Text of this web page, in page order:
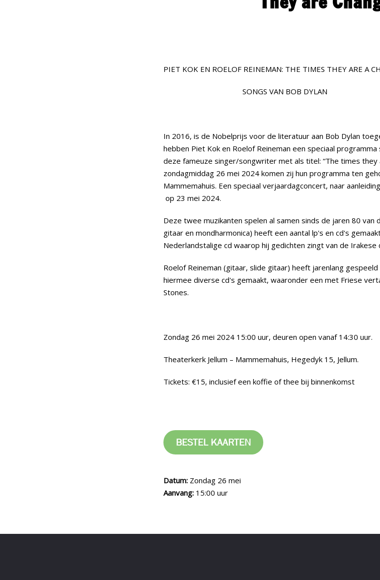
PIET KOK EN ROELOF REINEMAN: THE TIMES THEY ARE A
SONGS VAN BOB DYLAN
In 2016, is de Nobelprijs voor de literatuur aan Bob Dylan
hebben Piet Kok en Roelof Reineman een speciaal
deze fameuze singer/songwriter met als titel: “The times they
zondagmiddag 26 mei 2024 komen zij hun programma ten
Mammemahuis. Een speciaal verjaardagconcert, naar
op 23 mei 2024.
Deze twee muzikanten spelen al samen sinds de jaren 80 van
gitaar en mondharmonica) heeft een aantal lp's en cd's
Nederlandstalige cd waarop hij gedichten zingt van de Irakese
Roelof Reineman (gitaar, slide gitaar) heeft jarenlang
hiermee diverse cd's gemaakt, waaronder een met Friese
Stones.
Zondag 26 mei 2024 15:00 uur, deuren open vanaf 14:30 uur.
Theaterkerk Jellum – Mammemahuis, Hegedyk 15, Jellum.
Tickets: €15, inclusief een koffie of thee bij binnenkomst
BESTEL KAARTEN
Datum: Zondag 26 mei
Aanvang: 15:00 uur